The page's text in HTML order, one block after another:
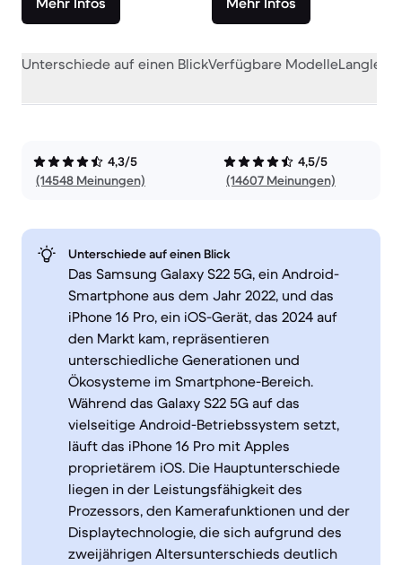
Unterschiede auf einen BlickVerfügbare Modelle
4,3/5
(14548 Meinungen)
4,5/5
(14607 Meinungen)
Unterschiede auf einen Blick
Das Samsung Galaxy S22 5G, ein Android-
Smartphone aus dem Jahr 2022, und das
iPhone 16 Pro, ein iOS-Gerät, das 2024 auf
den Markt kam, repräsentieren
unterschiedliche Generationen und
Ökosysteme im Smartphone-Bereich.
Während das Galaxy S22 5G auf das
vielseitige Android-Betriebssystem setzt,
läuft das iPhone 16 Pro mit Apples
proprietärem iOS. Die Hauptunterschiede
liegen in der Leistungsfähigkeit des
Prozessors, den Kamerafunktionen und der
Displaytechnologie, die sich aufgrund des
zweijährigen Altersunterschieds deutlich